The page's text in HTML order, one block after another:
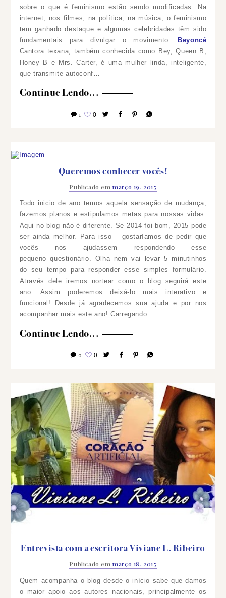
sobre o que é feminismo estão sendo modificadas. Na
internet, nos filmes, na política, na música, o feminismo
tem ganhado destaque e algumas celebridades têm sido
fundamentais para divulgar o movimento.
Beyoncé
Cantora texana, também conhecida como Bey, Queen B,
Honey B e Mrs. Carter, é uma mulher linda, inteligente,
que transmite autoconf…
Continue Lendo...
1 0
Queremos conhecer vocês!
Publicado emmarço 19, 2015
Todo inicio de ano temos aquela sensação de mudança,
fazemos planos e estipulamos metas para nossas vidas.
Aqui no blog não é diferente. Se 2014 foi bom, 2015 pode
ser ainda melhor. Para isso gostaríamos de pedir que
vocês nos ajudassem respondendo esse
pequeno questionário. Olha nem vai levar 5 minutinhos
do seu tempo para responder esse simples formulário.
Através dele iremos nortear como o blog seguirá este
ano. Assim poderemos deixá-lo mais interativo e
funcional! Desde já agradecemos sua ajuda e por nos
acompanhar mais este ano! Carregando...
Continue Lendo...
0 0
Entrevista com a escritora Viviane L. Ribeiro
Publicado emmarço 18, 2015
Quem acompanha o blog desde o início sabe que damos
o maior apoio aos autores nacionais, principalmente os